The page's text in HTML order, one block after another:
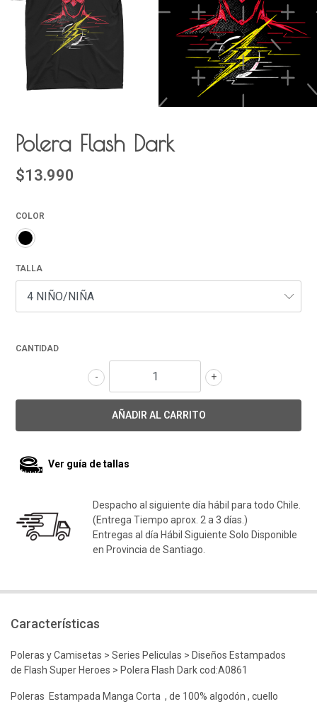
Polera Flash Dark
$13.990
COLOR
TALLA
CANTIDAD
+
-
Ver guía de tallas
Despacho al siguiente día hábil para todo Chile.
(Entrega Tiempo aprox. 2 a 3 días.)
Entregas al día Hábil Siguiente Solo Disponible
en Provincia de Santiago.
Características
Poleras y Camisetas > Series Peliculas > Diseños Estampados
de Flash Super Heroes > Polera Flash Dark cod:A0861
Poleras Estampada Manga Corta , de 100% algodón , cuello